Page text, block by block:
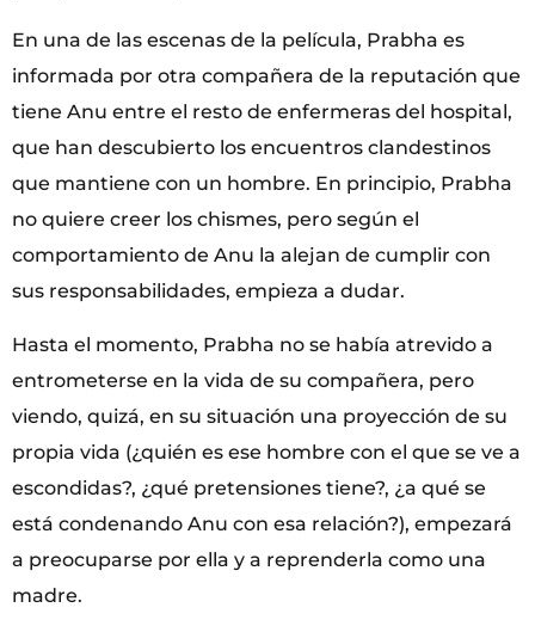
En una de las escenas de la película, Prabha es
informada por otra compañera de la reputación que
tiene Anu entre el resto de enfermeras del hospital,
que han descubierto los encuentros clandestinos
que mantiene con un hombre. En principio, Prabha
no quiere creer los chismes, pero según el
comportamiento de Anu la alejan de cumplir con
sus responsabilidades, empieza a dudar.
Hasta el momento, Prabha no se había atrevido a
entrometerse en la vida de su compañera, pero
viendo, quizá, en su situación una proyección de su
propia vida (¿quién es ese hombre con el que se ve a
escondidas?, ¿qué pretensiones tiene?, ¿a qué se
está condenando Anu con esa relación?), empezará
a preocuparse por ella y a reprenderla como una
madre.